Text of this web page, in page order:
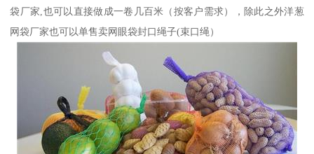
袋厂家,也可以直接做成一卷几百米（按客户需求），除此之外洋葱
网袋厂家也可以单售卖网眼袋封口绳子(束口绳）